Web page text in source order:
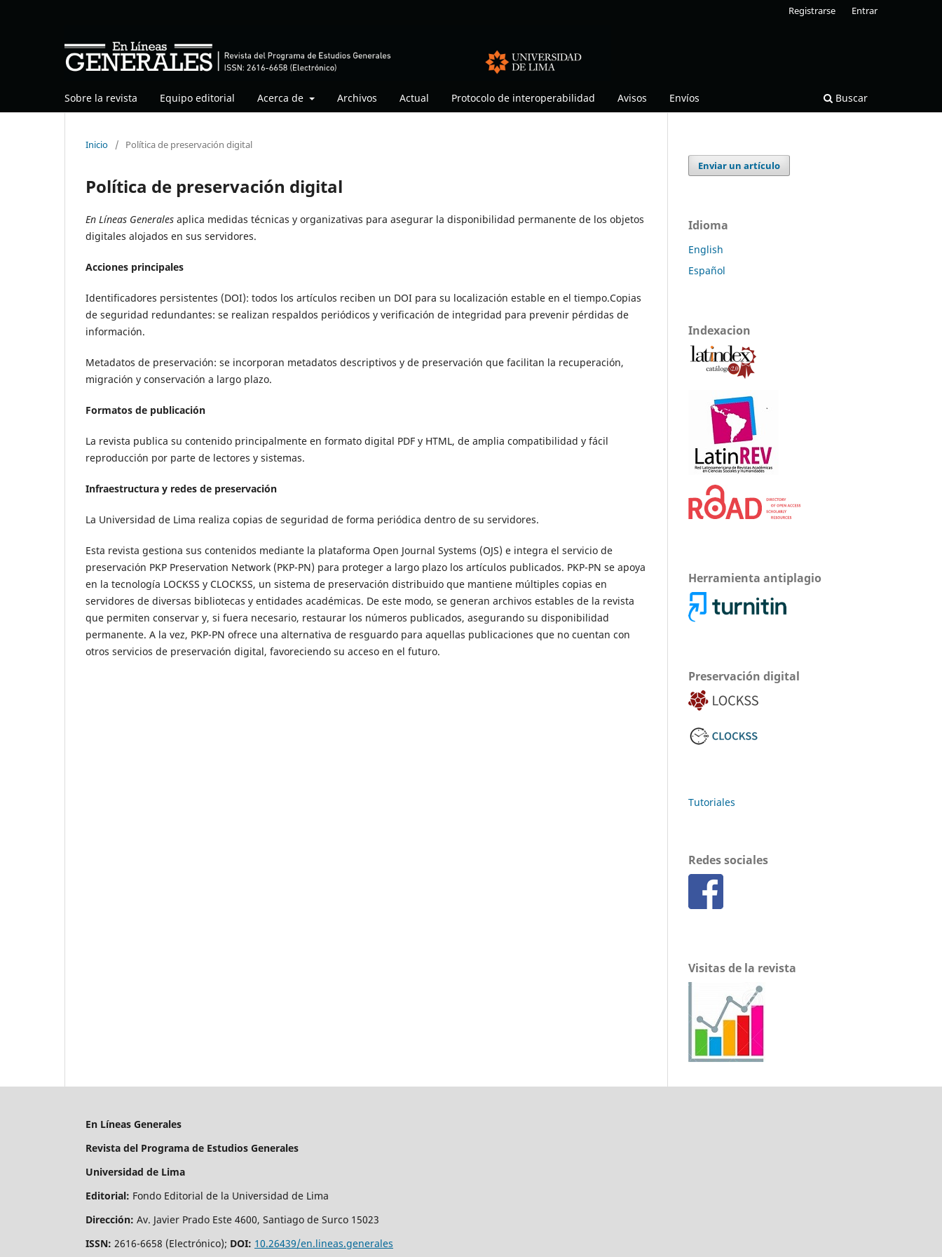
Sobre la revista Equipo editorial Acerca de Archivos Actual Protocolo de interoperabilidad Avisos Envíos Buscar
Registrarse Entrar
Inicio / Política de preservación digital
Política de preservación digital
En Líneas Generales aplica medidas técnicas y organizativas para asegurar la disponibilidad permanente de los objetos
digitales alojados en sus servidores.
Acciones principales
Identificadores persistentes (DOI): todos los artículos reciben un DOI para su localización estable en el tiempo.Copias
de seguridad redundantes: se realizan respaldos periódicos y verificación de integridad para prevenir pérdidas de
información.
Metadatos de preservación: se incorporan metadatos descriptivos y de preservación que facilitan la recuperación,
migración y conservación a largo plazo.
Formatos de publicación
La revista publica su contenido principalmente en formato digital PDF y HTML, de amplia compatibilidad y fácil
reproducción por parte de lectores y sistemas.
Infraestructura y redes de preservación
La Universidad de Lima realiza copias de seguridad de forma periódica dentro de su servidores.
Esta revista gestiona sus contenidos mediante la plataforma Open Journal Systems (OJS) e integra el servicio de
preservación PKP Preservation Network (PKP-PN) para proteger a largo plazo los artículos publicados. PKP-PN se apoya
en la tecnología LOCKSS y CLOCKSS, un sistema de preservación distribuido que mantiene múltiples copias en
servidores de diversas bibliotecas y entidades académicas. De este modo, se generan archivos estables de la revista
que permiten conservar y, si fuera necesario, restaurar los números publicados, asegurando su disponibilidad
permanente. A la vez, PKP-PN ofrece una alternativa de resguardo para aquellas publicaciones que no cuentan con
otros servicios de preservación digital, favoreciendo su acceso en el futuro.
Enviar un artículo
Idioma
English
Español
Indexacion
Herramienta antiplagio
Preservación digital
Tutoriales
Redes sociales
Visitas de la revista
En Líneas Generales
Revista del Programa de Estudios Generales
Universidad de Lima
Editorial: Fondo Editorial de la Universidad de Lima
Dirección: Av. Javier Prado Este 4600, Santiago de Surco 15023
ISSN: 2616-6658 (Electrónico); DOI: 10.26439/en.lineas.generales